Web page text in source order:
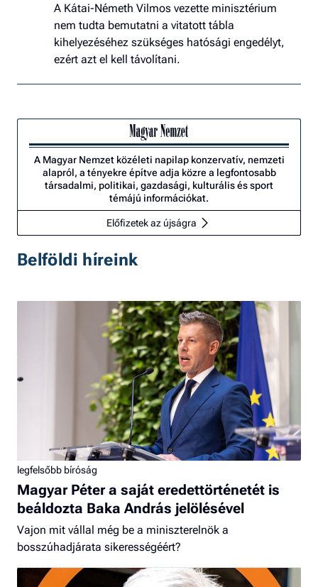
A Kátai-Németh Vilmos vezette minisztérium
nem tudta bemutatni a vitatott tábla
kihelyezéséhez szükséges hatósági engedélyt,
ezért azt el kell távolítani.
A Magyar Nemzet közéleti napilap konzervatív, nemzeti
alapról, a tényekre építve adja közre a legfontosabb
társadalmi, politikai, gazdasági, kulturális és sport
témájú információkat.
Előfizetek az újságra
Belföldi híreink
legfelsőbb bíróság
Magyar Péter a saját eredettörténetét is
beáldozta Baka András jelölésével
Vajon mit vállal még be a miniszterelnök a
bosszúhadjárata sikerességéért?